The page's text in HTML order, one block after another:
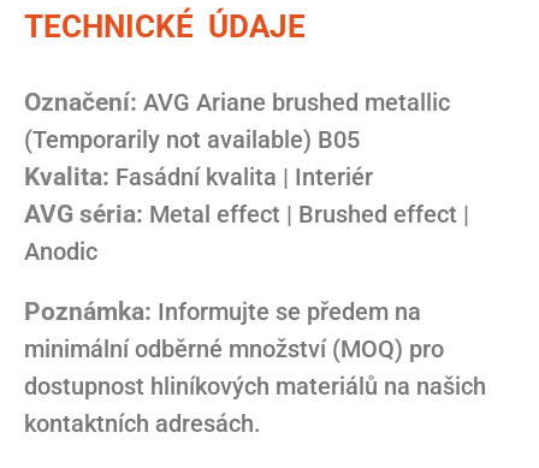
TECHNICKÉ ÚDAJE
Označení: AVG Ariane brushed metallic
(Temporarily not available) B05
Kvalita: Fasádní kvalita | Interiér
AVG séria: Metal effect | Brushed effect |
Anodic
Poznámka: Informujte se předem na
minimální odběrné množství (MOQ) pro
dostupnost hliníkových materiálů na našich
kontaktních adresách.